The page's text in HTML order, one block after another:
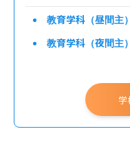
教育学科（昼間主）
教育学科（夜間主）
学